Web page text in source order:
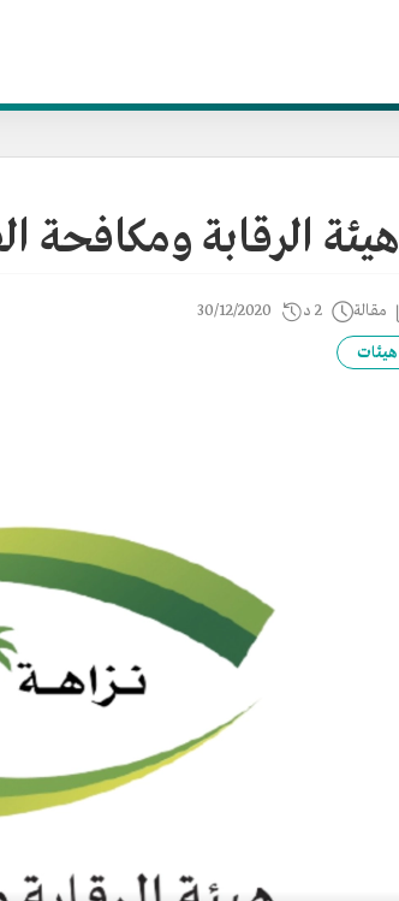
هيئة الرقابة ومكافحة
مقالة 2 د 30/12/2020
هيئات